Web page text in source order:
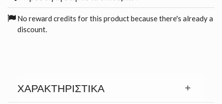
No reward credits for this product because there's already a
discount.
ΧΑΡΑΚΤΗΡΙΣΤΙΚΆ